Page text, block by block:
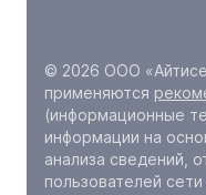
© 2026 ООО
применяются
(информационные
информации на
анализа сведений,
пользователей